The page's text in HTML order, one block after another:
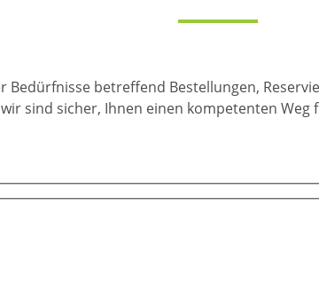
Bedürfnisse betreffend Bestellungen,
sind sicher, Ihnen einen kompetenten Weg